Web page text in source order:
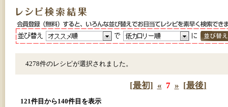
4278件のレシピが選択されました。
[最初] « 7 » [最後]
121件目から140件目を表示